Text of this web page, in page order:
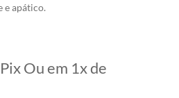
e apático.
Ou em 1xde